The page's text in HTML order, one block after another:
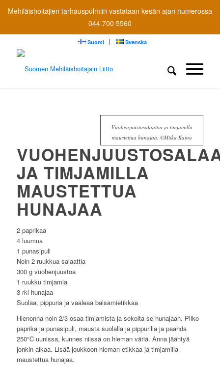
Mehiläishoitajien tarhauspulmiin vastataan kesän ajan numerossa
044 700 5560
Suomi Svenska
Vuohenjuustosalaattia ja timjamilla
maustettua hunajaa. ©Miika Kainu
JA TIMJAMILLA
MAUSTETTUA
HUNAJAA
2 paprikaa
4 luumua
1 punasipuli
Noin 2 ruukkua salaattia
300 g vuohenjuustoa
1 ruukku timjamia
3 rkl hunajaa
Suolaa, pippuria ja vaaleaa balsamietikkaa
Hienonna noin 2/3 osaa timjamista ja sekoita se hunajaan. Pilko
paprika ja punasipuli, mausta suolalla ja pippurilla ja paahda
250°C uunissa, kunnes niissä on hieman väriä. Anna jäähtyä
jonkin aikaa. Lisää joukkoon hieman etikkaa ja timjamilla
maustettua hunajaa.